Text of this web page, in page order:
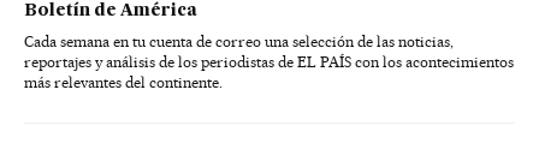
Boletín de América
Cada semana en tu cuenta de correo una selección de las noticias,
reportajes y análisis de los periodistas de EL PAÍS con los acontecimientos
más relevantes del continente.